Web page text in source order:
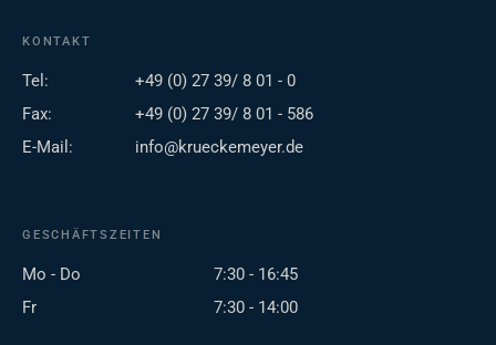
KONTAKT
Tel:
+49 (0) 27 39/ 8 01 - 0
Fax:
+49 (0) 27 39/ 8 01 - 586
E-Mail:
info@krueckemeyer.de
GESCHÄFTSZEITEN
Mo - Do
7:30 - 16:45
Fr
7:30 - 14:00